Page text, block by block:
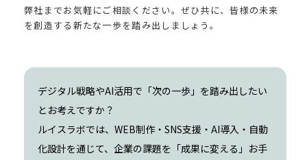
弊社までお気軽にご相談ください。ぜひ共に、皆様の未来
を創造する新たな一歩を踏み出しましょう。
デジタル戦略やAI活用で「次の一歩」を踏み出したい
とお考えですか？
ルイスラボでは、WEB制作・SNS支援・AI導入・自動
化設計を通じて、企業の課題を「成果に変える」お手